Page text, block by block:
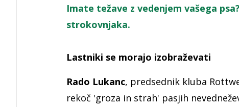
Imate težave z vedenjem vašega
strokovnjaka.
Lastniki se morajo izobraževati
Rado Lukanc, predsednik kluba
rekoč 'groza in strah' pasjih